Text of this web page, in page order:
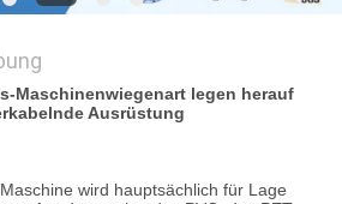
Maschinenwiegenart legen herauf
Ausrüstung
wird hauptsächlich für Lage